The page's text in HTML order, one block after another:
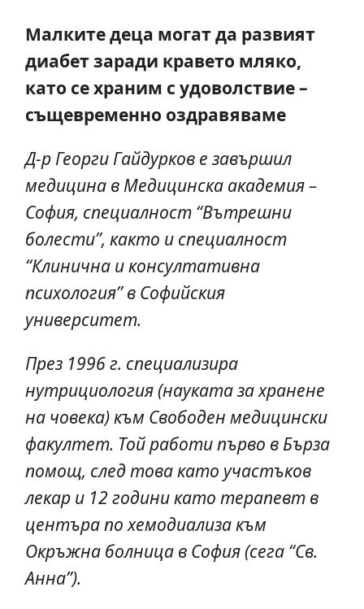
Малките деца могат да развият
диабет заради кравето мляко,
като се храним с удоволствие –
същевременно оздравяваме
Д-р Георги Гайдурков e завършил
медицина в Медицинска академия –
София, специалност “Вътрешни
болести”, както и специалност
“Клинична и консултативна
психология” в Софийския
университет.
През 1996 г. специализира
нутрициология (науката за хранене
на човека) към Свободен медицински
факултет. Той работи първо в Бърза
помощ, след това като участъков
лекар и 12 години като терапевт в
центъра по хемодиализа към
Окръжна болница в София (сега “Св.
Анна”).